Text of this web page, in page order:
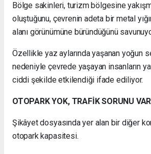
Bölge sakinleri, turizm bölgesine
oluştuğunu, çevrenin adeta bir metal
alanı görünümüne büründüğünü
Özellikle yaz aylarında yaşanan yoğun
nedeniyle çevrede yaşayan insanların
ciddi şekilde etkilendiği ifade ediliyor.
OTOPARK YOK, TRAFİK SORUNU VAR
Şikâyet dosyasında yer alan bir diğer
otopark kapasitesi.